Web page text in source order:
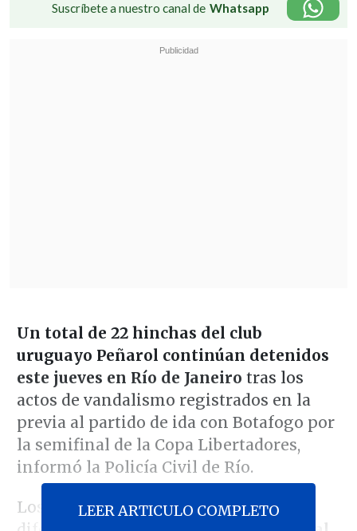
Suscríbete a nuestro canal de Whatsapp
Un total de 22 hinchas del club
uruguayo Peñarol continúan detenidos
este jueves en Río de Janeiro tras los
actos de vandalismo registrados en la
previa al partido de ida con Botafogo por
la semifinal de la Copa Libertadores,
informó la Policía Civil de Río.
Los detenidos fueron acusados de
LEER ARTICULO COMPLETO